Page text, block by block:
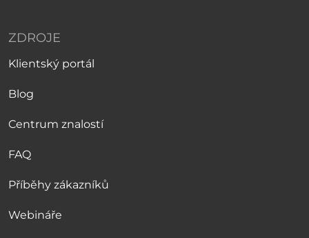
ZDROJE
Klientský portál
Blog
Centrum znalostí
FAQ
Příběhy zákazníků
Webináře